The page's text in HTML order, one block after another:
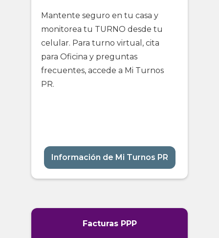
Mantente seguro en tu casa y
monitorea tu TURNO desde tu
celular. Para turno virtual, cita
para Oficina y preguntas
frecuentes, accede a Mi Turnos
PR.
Información de Mi Turnos PR
Facturas PPP